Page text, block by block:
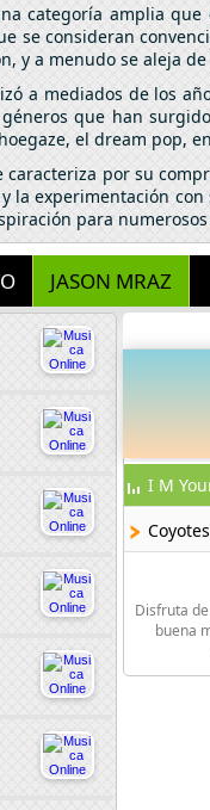
categoría amplia
se consideran
y a menudo se aleja
a mediados de los
que han
el dream pop,
por su
la experimentación
para
JASON MRAZ
I M
Disfruta
buena